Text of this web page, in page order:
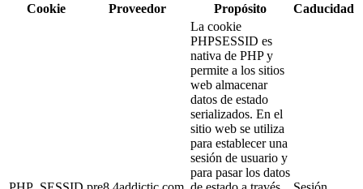
Cookie
Proveedor Propósito Caducidad
La cookie
PHPSESSID es
nativa de PHP y
permite a los sitios
web almacenar
datos de estado
serializados. En el
sitio web se utiliza
para establecer una
sesión de usuario y
para pasar los datos